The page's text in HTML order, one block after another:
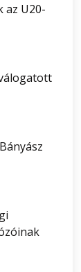
az U20-